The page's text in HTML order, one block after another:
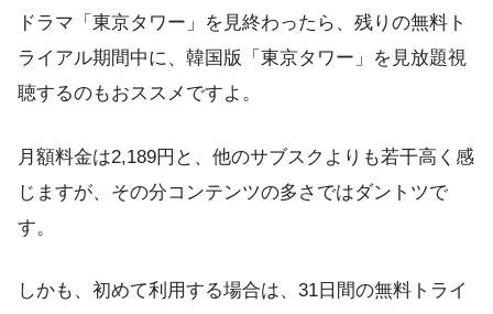
ドラマ「東京タワー」を見終わったら、残りの無料ト
ライアル期間中に、韓国版「東京タワー」を見放題視
聴するのもおススメですよ。
月額料金は2,189円と、他のサブスクよりも若干高く感
じますが、その分コンテンツの多さではダントツで
す。
しかも、初めて利用する場合は、31日間の無料トライ